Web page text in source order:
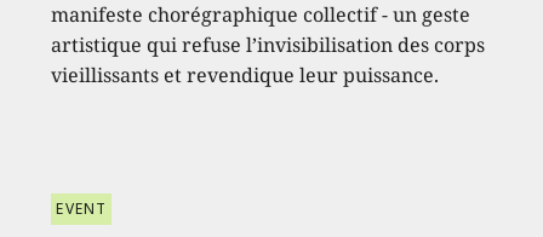
manifeste chorégraphique collectif - un geste
artistique qui refuse l’invisibilisation des corps
vieillissants et revendique leur puissance.
EVENT